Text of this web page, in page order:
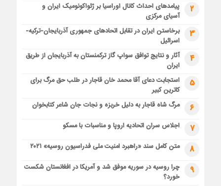
2
پیامدهای احداث کانال اوراسیا بر ژئواکونومیک ایران و
آسیای مرکزی
3
برخاستن ایران در تقابل اتحادهای جمهوری آذربایجان-ترکیه-
اسرائیل
4
آثار و نتایج توافق سواپ گاز ترکمنستان به آذربایجان از طریق
ایران
5
استجابت دعای آقا محمد خان قاجار در طلب حق مرگ برای
کاترین کبیر
6 مرگ شاه قاجار به دلیل خربزه و نجات جان شاعر کتابخوان
7 اجلاس سران اتحادیه اروپا و مناسبات با مسکو
8 متن کامل سند «راهبرد امنیت ملی فدراسیون روسیه» ۲۰۲۱
9
چرا روسیه در سوریه موفق شد و آمریکا در افغانستان شکست
خورد؟